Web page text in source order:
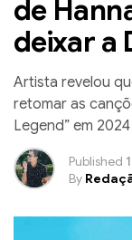
de
deixar a
Artista revelou
retomar as
Legend” em 2024
Published
By